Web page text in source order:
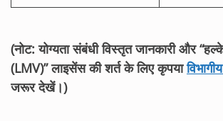
(नोट: योग्यता संबंधी विस्तृत जानकारी और
(LMV)” लाइसेंस की शर्त के लिए कृपया
जरूर देखें।)